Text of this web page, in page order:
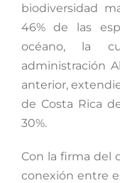
biodiversidad
46% de las
océano, la
administración
anterior,
de Costa Rica
30%.
Con la firma del
conexión entre